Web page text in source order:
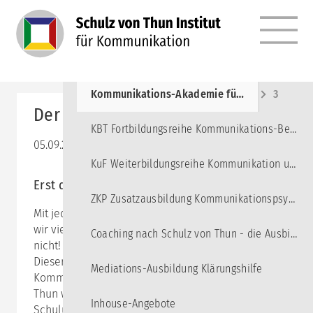
Der Kommunikations-Kompass
05.09.2023 09:00–12:15
Erst quadratisch wird die Sache rund!
Mit jeder Äußerung, die wir von uns geben, senden
wir vier Botschaften gleichzeitig– ob wir wollen oder
nicht! Das kommt euch bekannt vor? Gut möglich!
Dieser Gedanke findet sich im
Kommunikationsquadrat von Friedemann Schulz von
Thun wieder, das die allermeisten bereits aus dem
Schulunterricht kennen. Doch die wenigsten ahnen
MENÜ
Kommunikations-Akademie für junge Erwachsene 3
KBT Fortbildungsreihe Kommunikations-Beratung und Training
KuF Weiterbildungsreihe Kommunikation und Führung
ZKP Zusatzausbildung Kommunikationspsychologie
Coaching nach Schulz von Thun - die Ausbildung
Mediations-Ausbildung Klärungshilfe
Inhouse-Angebote